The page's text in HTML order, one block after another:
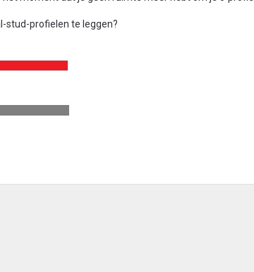
stud-profielen te leggen?